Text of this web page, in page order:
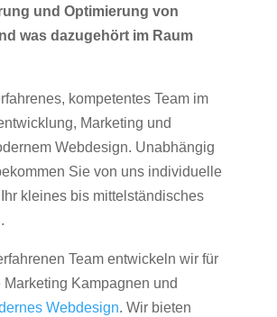
und Optimierung von
was dazugehört im Raum
kompetentes Team im
Marketing und
Webdesign. Unabhängig
Sie von uns individuelle
kleines bis mittelständisches
Team entwickeln wir für
Marketing Kampagnen und
Webdesign. Wir bieten